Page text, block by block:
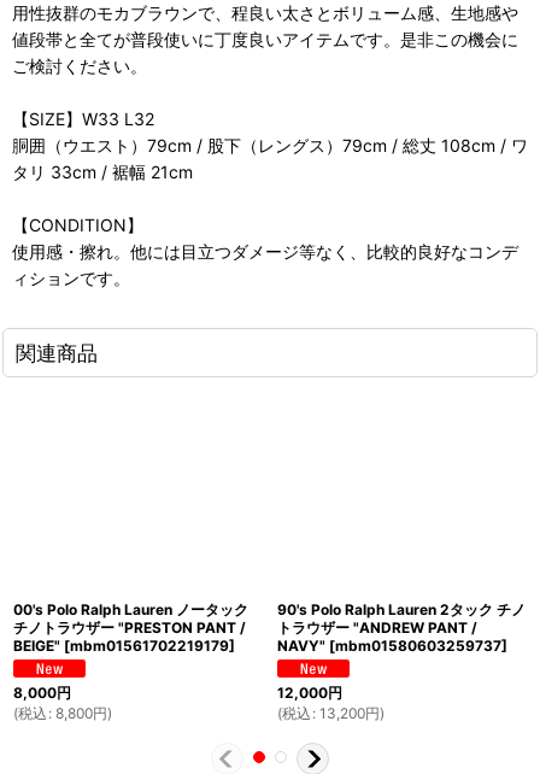
用性抜群のモカブラウンで、程良い太さとボリューム感、生地感や
値段帯と全てが普段使いに丁度良いアイテムです。是非この機会に
ご検討ください。
【SIZE】W33 L32
胴囲（ウエスト）79cm / 股下（レングス）79cm / 総丈 108cm / ワ
タリ 33cm / 裾幅 21cm
【CONDITION】
使用感・擦れ。他には目立つダメージ等なく、比較的良好なコンデ
ィションです。
関連商品
00's Polo Ralph Lauren ノータック
チノトラウザー "PRESTON PANT /
BEIGE" [mbm01561702219179]
8,000円
(税込 : 8,800円)
90's Polo Ralph Lauren 2タック チノ
トラウザー "ANDREW PANT /
NAVY" [mbm01580603259737]
12,000円
(税込 : 13,200円)